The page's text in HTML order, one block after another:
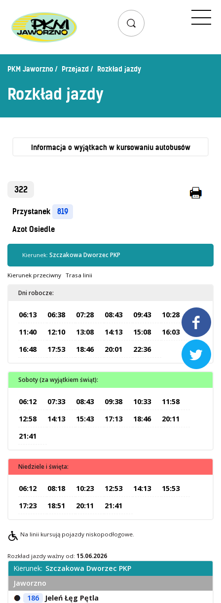


Przejazd
Lista przystanków
Zaplanuj podróż – wyszukiwarka połączeń
Mapa przystanków i połączeń
Schemat linii nocnych
Bilety
Sprzedaż biletów u kierowców
Jaworznicka Karta Miejska
Open Payment System
Inne
Centrum Obsługi Klienta
PKM Jaworzno Przejazd Rozkład jazdy
Rozkład jazdy
Informacja o wyjątkach w kursowaniu autobusów
322
Przystanek 819
Azot Osiedle
Kierunek: Szczakowa Dworzec PKP
Kierunek przeciwny Trasa linii
Dni robocze:
06:13 06:38 07:28 08:43 09:43
10:28
11:40
12:10 13:08 14:13 15:08
16:03
16:48
17:53 18:46 20:01 22:36
Soboty (za wyjątkiem świąt):
06:12 07:33 08:43 09:38 10:33
11:58
12:58
14:13 15:43 17:13 18:46
20:11
21:41
Niedziele i święta:
06:12 08:18 10:23 12:53 14:13
15:53
17:23
18:51 20:11 21:41
Na linii kursują pojazdy niskopodłogowe.
Rozkład jazdy ważny od: 15.06.2026
Kierunek: Szczakowa Dworzec PKP
Jaworzno
186
Jeleń Łęg Pętla